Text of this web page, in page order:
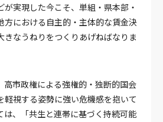
実現した今こそ、単組・県本部・
方における自主的・主体的な賃金決
きなうねりをつくりあげねばなりま
市政権による強権的・独断的国会
軽視する姿勢に強い危機感を抱いて
は、「共生と連帯に基づく持続可能